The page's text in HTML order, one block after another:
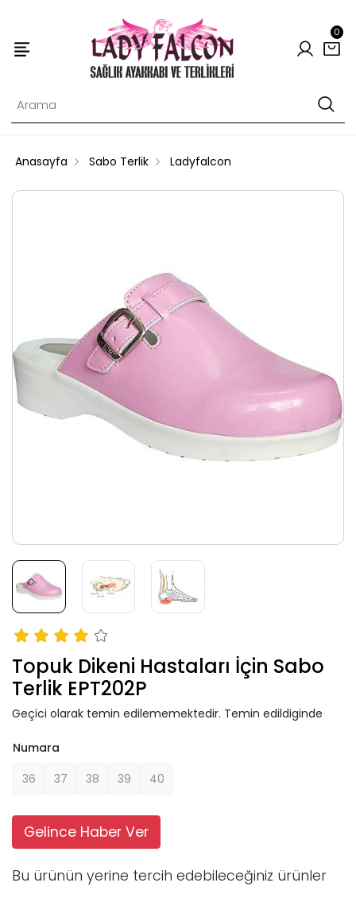
0
Anasayfa Sabo Terlik Ladyfalcon
Topuk Dikeni Hastaları İçin Sabo
Terlik EPT202P
Geçici olarak temin edilememektedir. Temin edildiginde
Numara
36
37 38 39 40
Gelince Haber Ver
Bu ürünün yerine tercih edebileceğiniz ürünler